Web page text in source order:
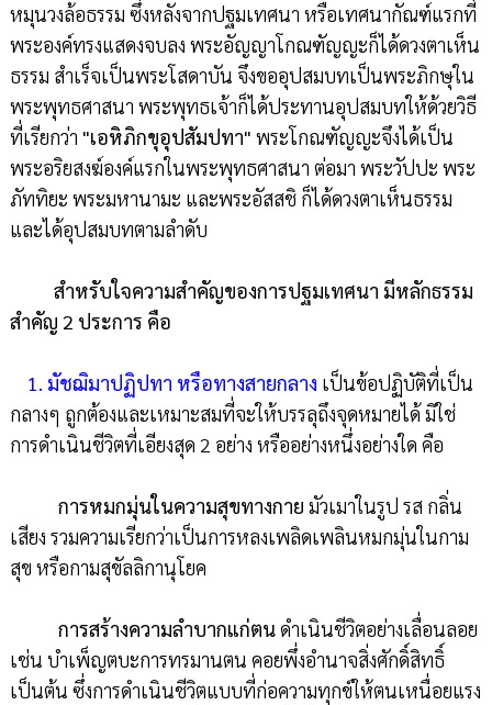
หมุนวงล้อธรรม ซึ่งหลังจากปฐมเทศนา หรือเทศนากัณฑ์แรกที่
พระองค์ทรงแสดงจบลง พระอัญญาโกณฑัญญะก็ได้ดวงตาเห็น
ธรรม สำเร็จเป็นพระโสดาบัน จึงขออุปสมบทเป็นพระภิกษุใน
พระพุทธศาสนา พระพุทธเจ้าก็ได้ประทานอุปสมบทให้ด้วยวิธี
ที่เรียกว่า "เอหิภิกขุอุปสัมปทา" พระโกณฑัญญะจึงได้เป็น
พระอริยสงฆ์องค์แรกในพระพุทธศาสนา ต่อมา พระวัปปะ พระ
ภัททิยะ พระมหานามะ และพระอัสสชิ ก็ได้ดวงตาเห็นธรรม
และได้อุปสมบทตามลำดับ
สำหรับใจความสำคัญของการปฐมเทศนา มีหลักธรรม
สำคัญ 2 ประการ คือ
1. มัชฌิมาปฏิปทา หรือทางสายกลาง เป็นข้อปฏิบัติที่เป็น
กลางๆ ถูกต้องและเหมาะสมที่จะให้บรรลุถึงจุดหมายได้ มิใช่
การดำเนินชีวิตที่เอียงสุด 2 อย่าง หรืออย่างหนึ่งอย่างใด คือ
การหมกมุ่นในความสุขทางกาย มัวเมาในรูป รส กลิ่น
เสียง รวมความเรียกว่าเป็นการหลงเพลิดเพลินหมกมุ่นในกาม
สุข หรือกามสุขัลลิกานุโยค
การสร้างความลำบากแก่ตนดำเนินชีวิตอย่างเลื่อนลอย
เช่น บำเพ็ญตบะการทรมานตน คอยพึ่งอำนาจสิ่งศักดิ์สิทธิ์
เป็นต้น ซึ่งการดำเนินชีวิตแบบที่ก่อความทุกข์ให้ตนเหนื่อยแรง